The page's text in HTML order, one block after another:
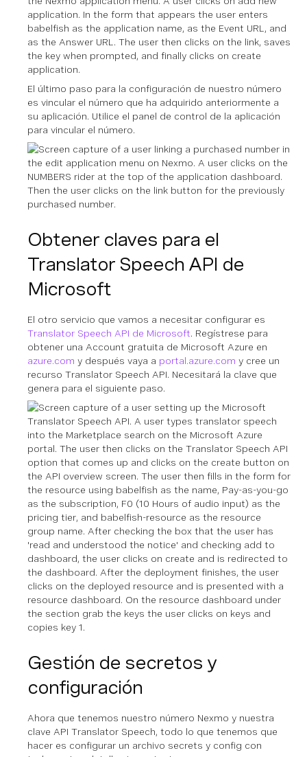
El último paso para la configuración de nuestro número
es vincular el número que ha adquirido anteriormente a
su aplicación. Utilice el panel de control de la aplicación
para vincular el número.
Obtener claves para el
Translator Speech API de
Microsoft
El otro servicio que vamos a necesitar configurar es
Translator Speech API de Microsoft. Regístrese para
obtener una Account gratuita de Microsoft Azure en
azure.com y después vaya a portal.azure.com y cree un
recurso Translator Speech API. Necesitará la clave que
genera para el siguiente paso.
Gestión de secretos y
configuración
Ahora que tenemos nuestro número Nexmo y nuestra
clave API Translator Speech, todo lo que tenemos que
hacer es configurar un archivo secrets y config con